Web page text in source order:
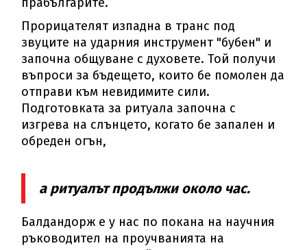
Прорицателят изпадна в транс под
звуците на ударния инструмент "бубен" и
започна общуване с духовете. Той получи
въпроси за бъдещето, които бе помолен да
отправи към невидимите сили.
Подготовката за ритуала започна с
изгрева на слънцето, когато бе запален и
обреден огън,
а ритуалът продължи около час.
Балдандорж е у нас по покана на научния
ръководител на проучванията на